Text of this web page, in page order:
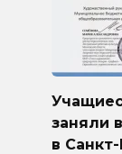
заняли
в